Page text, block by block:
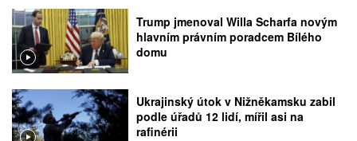
Trump jmenoval Willa Scharfa novým
hlavním právním poradcem Bílého
domu
Ukrajinský útok v Nižněkamsku zabil
podle úřadů 12 lidí, mířil asi na
rafinérii